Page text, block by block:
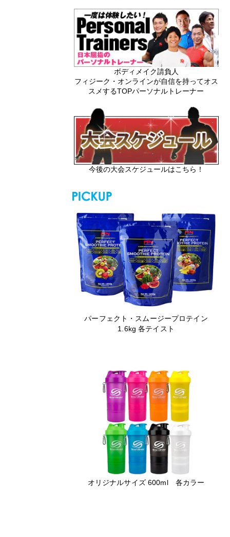
ボディメイク請負人
フィジーク・オンラインが自信を持ってオス
スメするTOPパーソナルトレーナー
今後の大会スケジュールはこちら！
パーフェクト・スムージープロテイン
1.6kg 各テイスト
オリジナルサイズ 600ml 各カラー